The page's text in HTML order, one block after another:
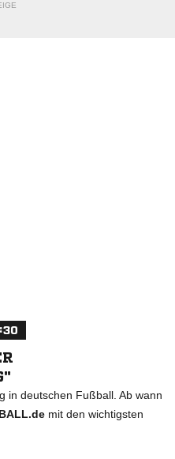
in deutschen Fußball. Ab wann
mit den wichtigsten